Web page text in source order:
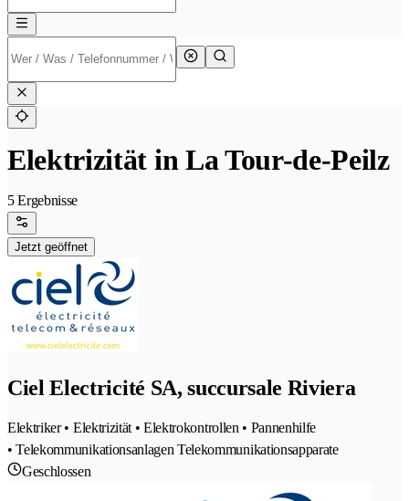
Elektrizität in La Tour-de-Peilz
5 Ergebnisse
Jetzt geöffnet
Ciel Electricité SA, succursale Riviera
Elektriker • Elektrizität • Elektrokontrollen • Pannenhilfe
• Telekommunikationsanlagen Telekommunikationsapparate
Geschlossen